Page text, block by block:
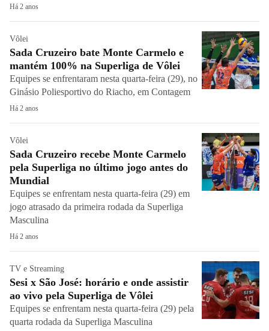
Há 2 anos
Vôlei
Sada Cruzeiro bate Monte Carmelo e
mantém 100% na Superliga de Vôlei
Equipes se enfrentaram nesta quarta-feira (29), no
Ginásio Poliesportivo do Riacho, em Contagem
Há 2 anos
Vôlei
Sada Cruzeiro recebe Monte Carmelo
pela Superliga no último jogo antes do
Mundial
Equipes se enfrentam nesta quarta-feira (29) em
jogo atrasado da primeira rodada da Superliga
Masculina
Há 2 anos
TV e Streaming
Sesi x São José: horário e onde assistir
ao vivo pela Superliga de Vôlei
Equipes se enfrentam nesta quarta-feira (29) pela
quarta rodada da Superliga Masculina